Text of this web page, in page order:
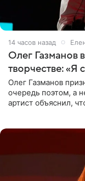
14 часов назад
Олег Газманов
творчестве:
Олег Газманов
очередь поэтом, а
артист объяснил,